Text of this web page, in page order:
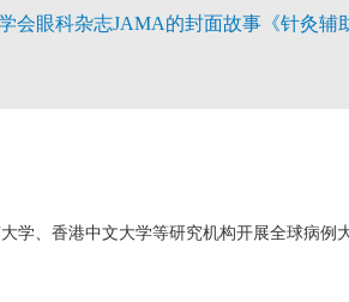
会眼科杂志JAMA的封面故事《针灸辅
学、香港中文大学等研究机构开展全球病例